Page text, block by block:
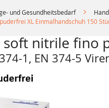
und Gesundheitsbedarf
XL Einmalhandschuh 150
nitrile fino
1, EN 374-5